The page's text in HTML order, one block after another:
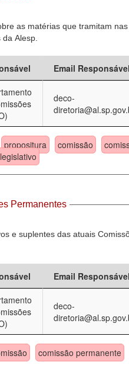
as matérias que tramitam nas
Alesp.
Email
deco-
propositura comissão
Permanentes
e suplentes das atuais
Email
deco-
comissão permanente